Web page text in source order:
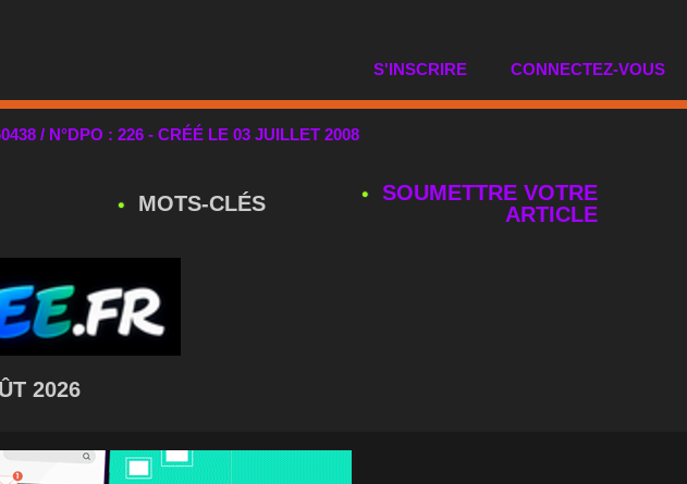
CONNECTEZ-VOUS
S'INSCRIRE
/ N°DPO : 226 - CRÉÉ LE 03 JUILLET 2008
MOTS‑CLÉS
SOUMETTRE VOTRE
ARTICLE
2026